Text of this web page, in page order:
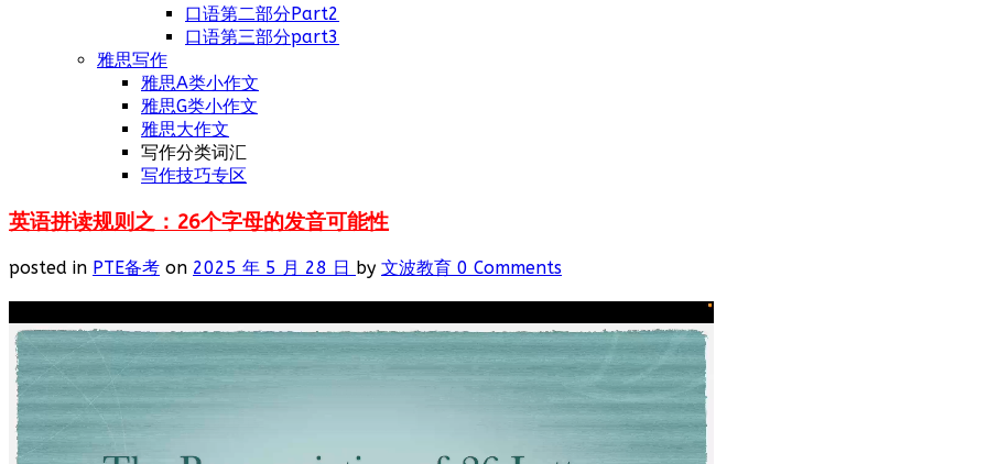
口语第二部分Part2
口语第三部分part3
雅思写作
雅思A类小作文
雅思G类小作文
雅思大作文
写作分类词汇
写作技巧专区
英语拼读规则之：26个字母的发音可能性
posted in PTE备考 on 2025 年 5 月 28 日 by 文波教育 0 Comments